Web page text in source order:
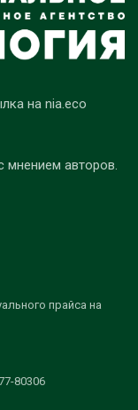
на nia.eco
мнением авторов.
прайса на
80306